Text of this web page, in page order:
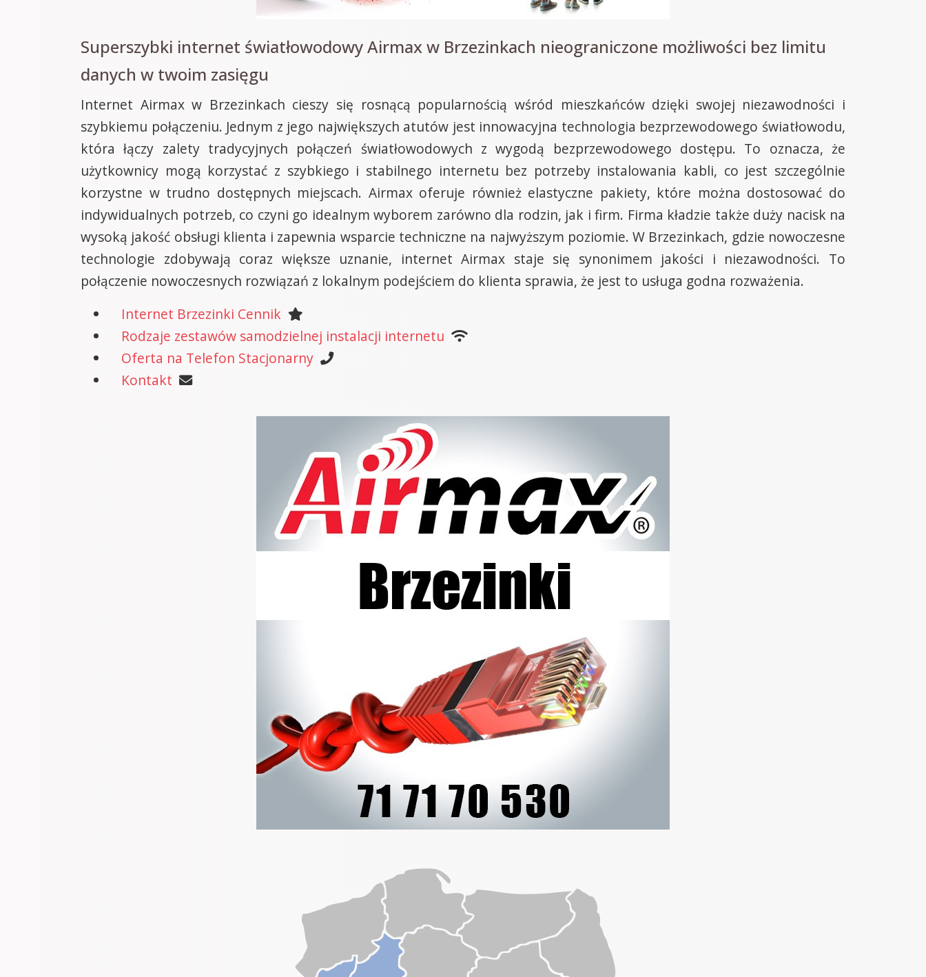
Superszybki internet światłowodowy Airmax w Brzezinkach nieograniczone możliwości bez limitu
danych w twoim zasięgu
Internet Airmax w Brzezinkach cieszy się rosnącą popularnością wśród mieszkańców dzięki swojej niezawodności i
szybkiemu połączeniu. Jednym z jego największych atutów jest innowacyjna technologia bezprzewodowego światłowodu,
która łączy zalety tradycyjnych połączeń światłowodowych z wygodą bezprzewodowego dostępu. To oznacza, że
użytkownicy mogą korzystać z szybkiego i stabilnego internetu bez potrzeby instalowania kabli, co jest szczególnie
korzystne w trudno dostępnych miejscach. Airmax oferuje również elastyczne pakiety, które można dostosować do
indywidualnych potrzeb, co czyni go idealnym wyborem zarówno dla rodzin, jak i firm. Firma kładzie także duży nacisk na
wysoką jakość obsługi klienta i zapewnia wsparcie techniczne na najwyższym poziomie. W Brzezinkach, gdzie nowoczesne
technologie zdobywają coraz większe uznanie, internet Airmax staje się synonimem jakości i niezawodności. To
połączenie nowoczesnych rozwiązań z lokalnym podejściem do klienta sprawia, że jest to usługa godna rozważenia.
Internet Brzezinki Cennik
Rodzaje zestawów samodzielnej instalacji internetu
Oferta na Telefon Stacjonarny
Kontakt